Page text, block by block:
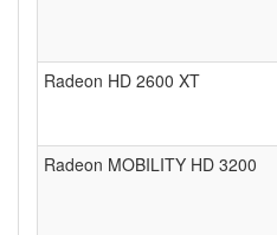
Radeon HD 2600 XT
Radeon MOBILITY HD 3200